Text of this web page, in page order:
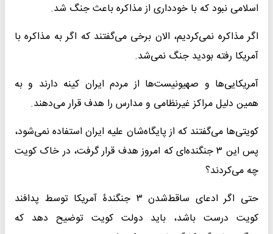
اسلامی نبود که با خودداری از مذاکره باعث جنگ شد.
اگر مذاکره نمی‌کردیم، الان برخی می‌گفتند که اگر به مذاکره با
آمریکا رفته بودید جنگ نمی‌شد.
آمریکایی‌ها و صهیونیست‌ها از مردم ایران کینه دارند و به
همین دلیل مراکز غیرنظامی و مدارس را هدف قرار می‌دهند.
کویتی‌ها می‌گفتند که از پایگاه‌شان علیه ایران استفاده نمی‌شود،
پس این ۳ جنگنده‌ای که امروز هدف قرار گرفت، در خاک کویت
چه می‌کردند؟
حتی اگر ادعای ساقط‌شدن ۳ جنگندۀ آمریکا توسط پدافند
کویت درست باشد، باید دولت کویت توضیح دهد که